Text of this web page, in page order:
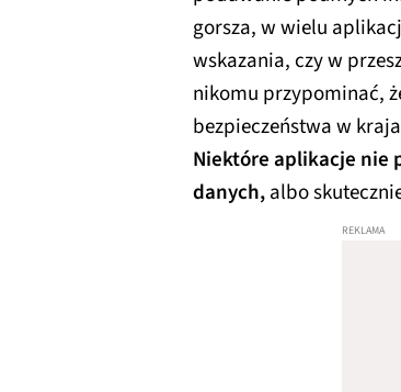
gorsza, w wielu
wskazania, czy w
nikomu przypominać,
bezpieczeństwa w
Niektóre aplikacje nie
danych,albo